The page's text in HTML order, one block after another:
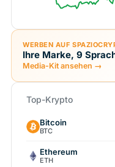
WERBEN AUF
Ihre Marke, 9
Media-Kit ansehen →
Top-Krypto
Bitcoin
BTC
Ethereum
ETH